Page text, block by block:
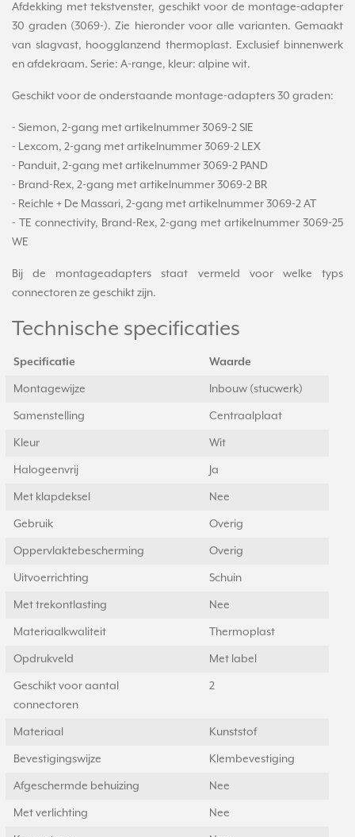
Afdekking met tekstvenster, geschikt voor de montage-adapter
30 graden (3069-). Zie hieronder voor alle varianten. Gemaakt
van slagvast, hoogglanzend thermoplast. Exclusief binnenwerk
en afdekraam. Serie: A-range, kleur: alpine wit.
Geschikt voor de onderstaande montage-adapters 30 graden:
- Siemon, 2-gang met artikelnummer 3069-2 SIE
- Lexcom, 2-gang met artikelnummer 3069-2 LEX
- Panduit, 2-gang met artikelnummer 3069-2 PAND
- Brand-Rex, 2-gang met artikelnummer 3069-2 BR
- Reichle + De Massari, 2-gang met artikelnummer 3069-2 AT
- TE connectivity, Brand-Rex, 2-gang met artikelnummer 3069-25
WE
Bij de montageadapters staat vermeld voor welke typs
connectoren ze geschikt zijn.
Technische specificaties
Specificatie Waarde
Montagewijze Inbouw (stucwerk)
Samenstelling Centraalplaat
Kleur Wit
Halogeenvrij Ja
Met klapdeksel Nee
Gebruik Overig
Oppervlaktebescherming Overig
Uitvoerrichting Schuin
Met trekontlasting Nee
Materiaalkwaliteit Thermoplast
Opdrukveld Met label
Geschikt voor aantal
connectoren
2
Materiaal Kunststof
Bevestigingswijze Klembevestiging
Afgeschermde behuizing Nee
Met verlichting Nee